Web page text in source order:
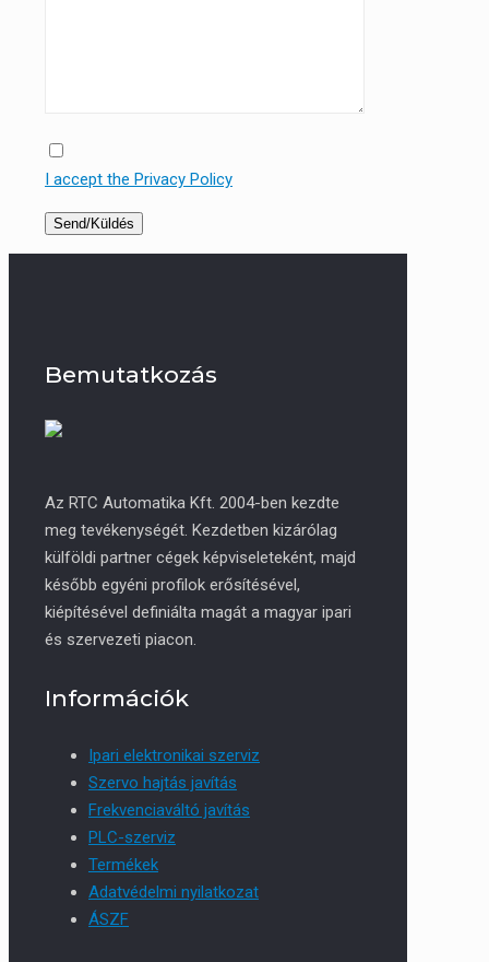
I accept the Privacy Policy
Bemutatkozás
Az RTC Automatika Kft. 2004-ben kezdte
meg tevékenységét. Kezdetben kizárólag
külföldi partner cégek képviseleteként, majd
később egyéni profilok erősítésével,
kiépítésével definiálta magát a magyar ipari
és szervezeti piacon.
Információk
Ipari elektronikai szerviz
Szervo hajtás javítás
Frekvenciaváltó javítás
PLC-szerviz
Termékek
Adatvédelmi nyilatkozat
ÁSZF